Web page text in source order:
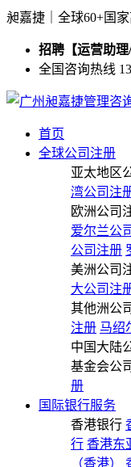
昶嘉捷｜全球60+国
招聘【运营助理
全国咨询热线
首页
全球公司注册
亚太地区
湾公司注
欧洲公司
爱尔兰公
公司注册
美洲公司
大公司注
其他洲公
注册 马绍
中国大陆
基金会公
册
国际银行服务
香港银行
行 香港东
（香港）